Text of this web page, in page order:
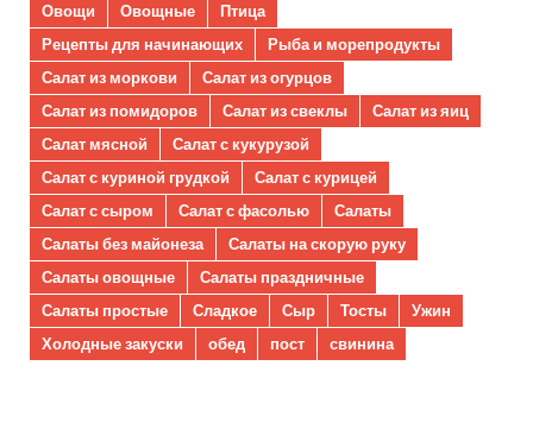
Овощи
Овощные
Птица
Рецепты для начинающих
Рыба и морепродукты
Салат из моркови
Салат из огурцов
Салат из помидоров
Салат из свеклы
Салат из яиц
Салат мясной
Салат с кукурузой
Салат с куриной грудкой
Салат с курицей
Салат с сыром
Салат с фасолью
Салаты
Салаты без майонеза
Салаты на скорую руку
Салаты овощные
Салаты праздничные
Салаты простые
Сладкое Сыр Тосты
Ужин
Холодные закуски
обед пост свинина